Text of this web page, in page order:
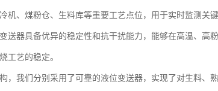
机、煤粉仓、生料库等重要工艺点位，用于实时监测关键
送器具备优异的稳定性和抗干扰能力，能够在高温、高
工艺的稳定。
，我们分别采用了可靠的液位变送器，实现了对生料、